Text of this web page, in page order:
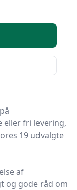
for dig
på
eller fri levering,
19 udvalgte
af
og gode råd om